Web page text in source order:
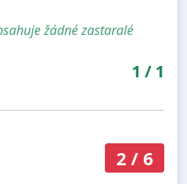
žádné zastaralé
1 / 1
2/ 6